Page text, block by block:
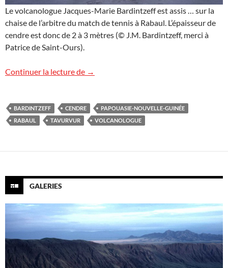
Le volcanologue Jacques-Marie Bardintzeff est assis … sur la
chaise de l’arbitre du match de tennis à Rabaul. L’épaisseur de
cendre est donc de 2 à 3 mètres (© J.M. Bardintzeff, merci à
Patrice de Saint-Ours).
Continuer la lecture de Le court de tennis
→
BARDINTZEFF CENDRE
PAPOUASIE-NOUVELLE-GUINÉE
RABAUL
TAVURVUR VOLCANOLOGUE
GALERIES